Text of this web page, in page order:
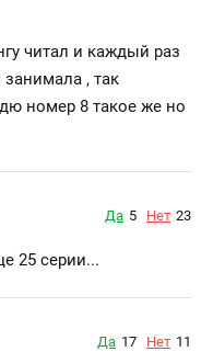
читал и каждый раз
занимала , так
номер 8 такое же но
Да 5 Нет 23
25 серии...
Да 17 Нет 11